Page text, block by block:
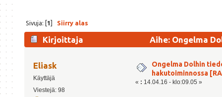
Sivuja: [1] Siirry alas
Kirjoittaja
Aihe: Ongelma
Eliask
Käyttäjä
Viestejä: 98
Ongelma Dolhin
hakutoiminnossa
« : 14.04.16 - klo:09.05 »